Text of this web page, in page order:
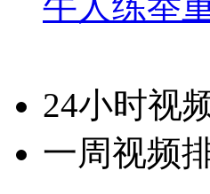
24小时视
一周视频